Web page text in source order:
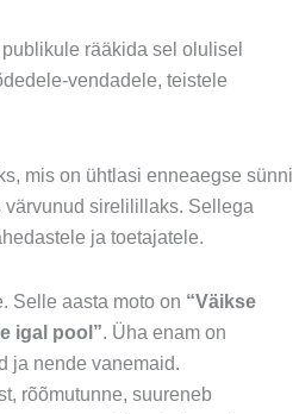
rääkida sel olulisel
vendadele, teistele
mis on ühtlasi enneaegse sünni
sirelilillaks. Sellega
ja toetajatele.
Selle aasta moto on “Väikse
igal pool”. Üha enam on
ja nende vanemaid.
rõõmutunne, suureneb